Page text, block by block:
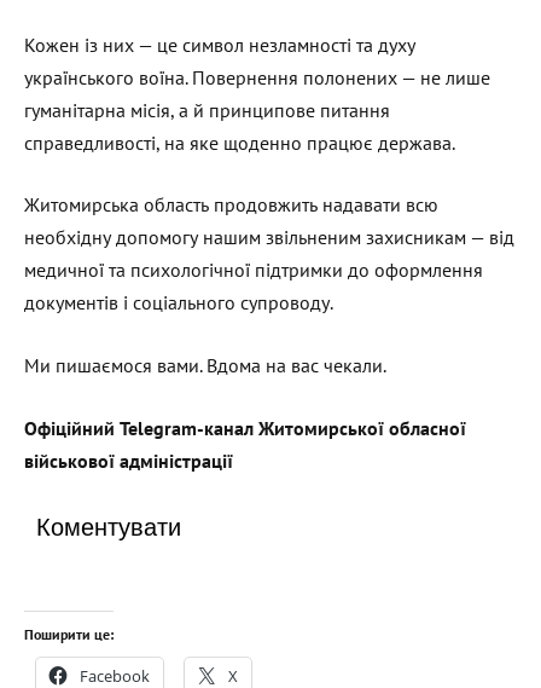
Кожен із них — це символ незламності та духу
українського воїна. Повернення полонених — не лише
гуманітарна місія, а й принципове питання
справедливості, на яке щоденно працює держава.
Житомирська область продовжить надавати всю
необхідну допомогу нашим звільненим захисникам — від
медичної та психологічної підтримки до оформлення
документів і соціального супроводу.
Ми пишаємося вами. Вдома на вас чекали.
Офіційний Telegram-канал Житомирської обласної
військової адміністрації
Коментувати
Поширити це:
Facebook X